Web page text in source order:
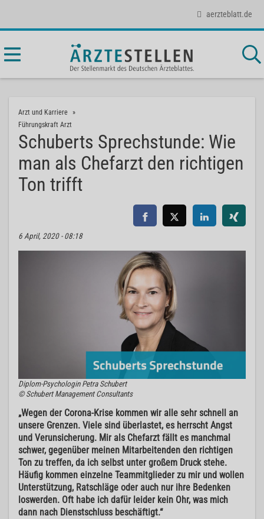
aerzteblatt.de
Arzt und Karriere
Führungskraft Arzt
Schuberts Sprechstunde: Wie
man als Chefarzt den richtigen
Ton trifft
6 April, 2020 - 08:18
Diplom-Psychologin Petra Schubert
© Schubert Management Consultants
„Wegen der Corona-Krise kommen wir alle sehr schnell an
unsere Grenzen. Viele sind überlastet, es herrscht Angst
und Verunsicherung. Mir als Chefarzt fällt es manchmal
schwer, gegenüber meinen Mitarbeitenden den richtigen
Ton zu treffen, da ich selbst unter großem Druck stehe.
Häufig kommen einzelne Teammitglieder zu mir und wollen
Unterstützung, Ratschläge oder auch nur ihre Bedenken
loswerden. Oft habe ich dafür leider kein Ohr, was mich
dann nach Dienstschluss beschäftigt.“